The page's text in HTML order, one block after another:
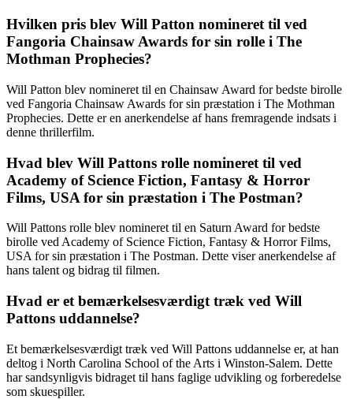
Hvilken pris blev Will Patton nomineret til ved
Fangoria Chainsaw Awards for sin rolle i The
Mothman Prophecies?
Will Patton blev nomineret til en Chainsaw Award for bedste birolle
ved Fangoria Chainsaw Awards for sin præstation i The Mothman
Prophecies. Dette er en anerkendelse af hans fremragende indsats i
denne thrillerfilm.
Hvad blev Will Pattons rolle nomineret til ved
Academy of Science Fiction, Fantasy & Horror
Films, USA for sin præstation i The Postman?
Will Pattons rolle blev nomineret til en Saturn Award for bedste
birolle ved Academy of Science Fiction, Fantasy & Horror Films,
USA for sin præstation i The Postman. Dette viser anerkendelse af
hans talent og bidrag til filmen.
Hvad er et bemærkelsesværdigt træk ved Will
Pattons uddannelse?
Et bemærkelsesværdigt træk ved Will Pattons uddannelse er, at han
deltog i North Carolina School of the Arts i Winston-Salem. Dette
har sandsynligvis bidraget til hans faglige udvikling og forberedelse
som skuespiller.